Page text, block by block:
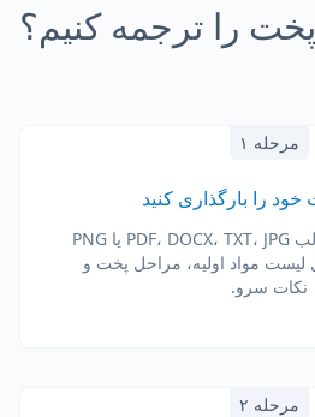
را ترجمه کنیم؟
مرحله ۱
را بارگذاری کنید
دستور پخت‌ها را در قالب PDF، DOCX، TXT، JPG یا PNG
لیست مواد اولیه، مراحل پخت و
نکات سرو.
مرحله ۲